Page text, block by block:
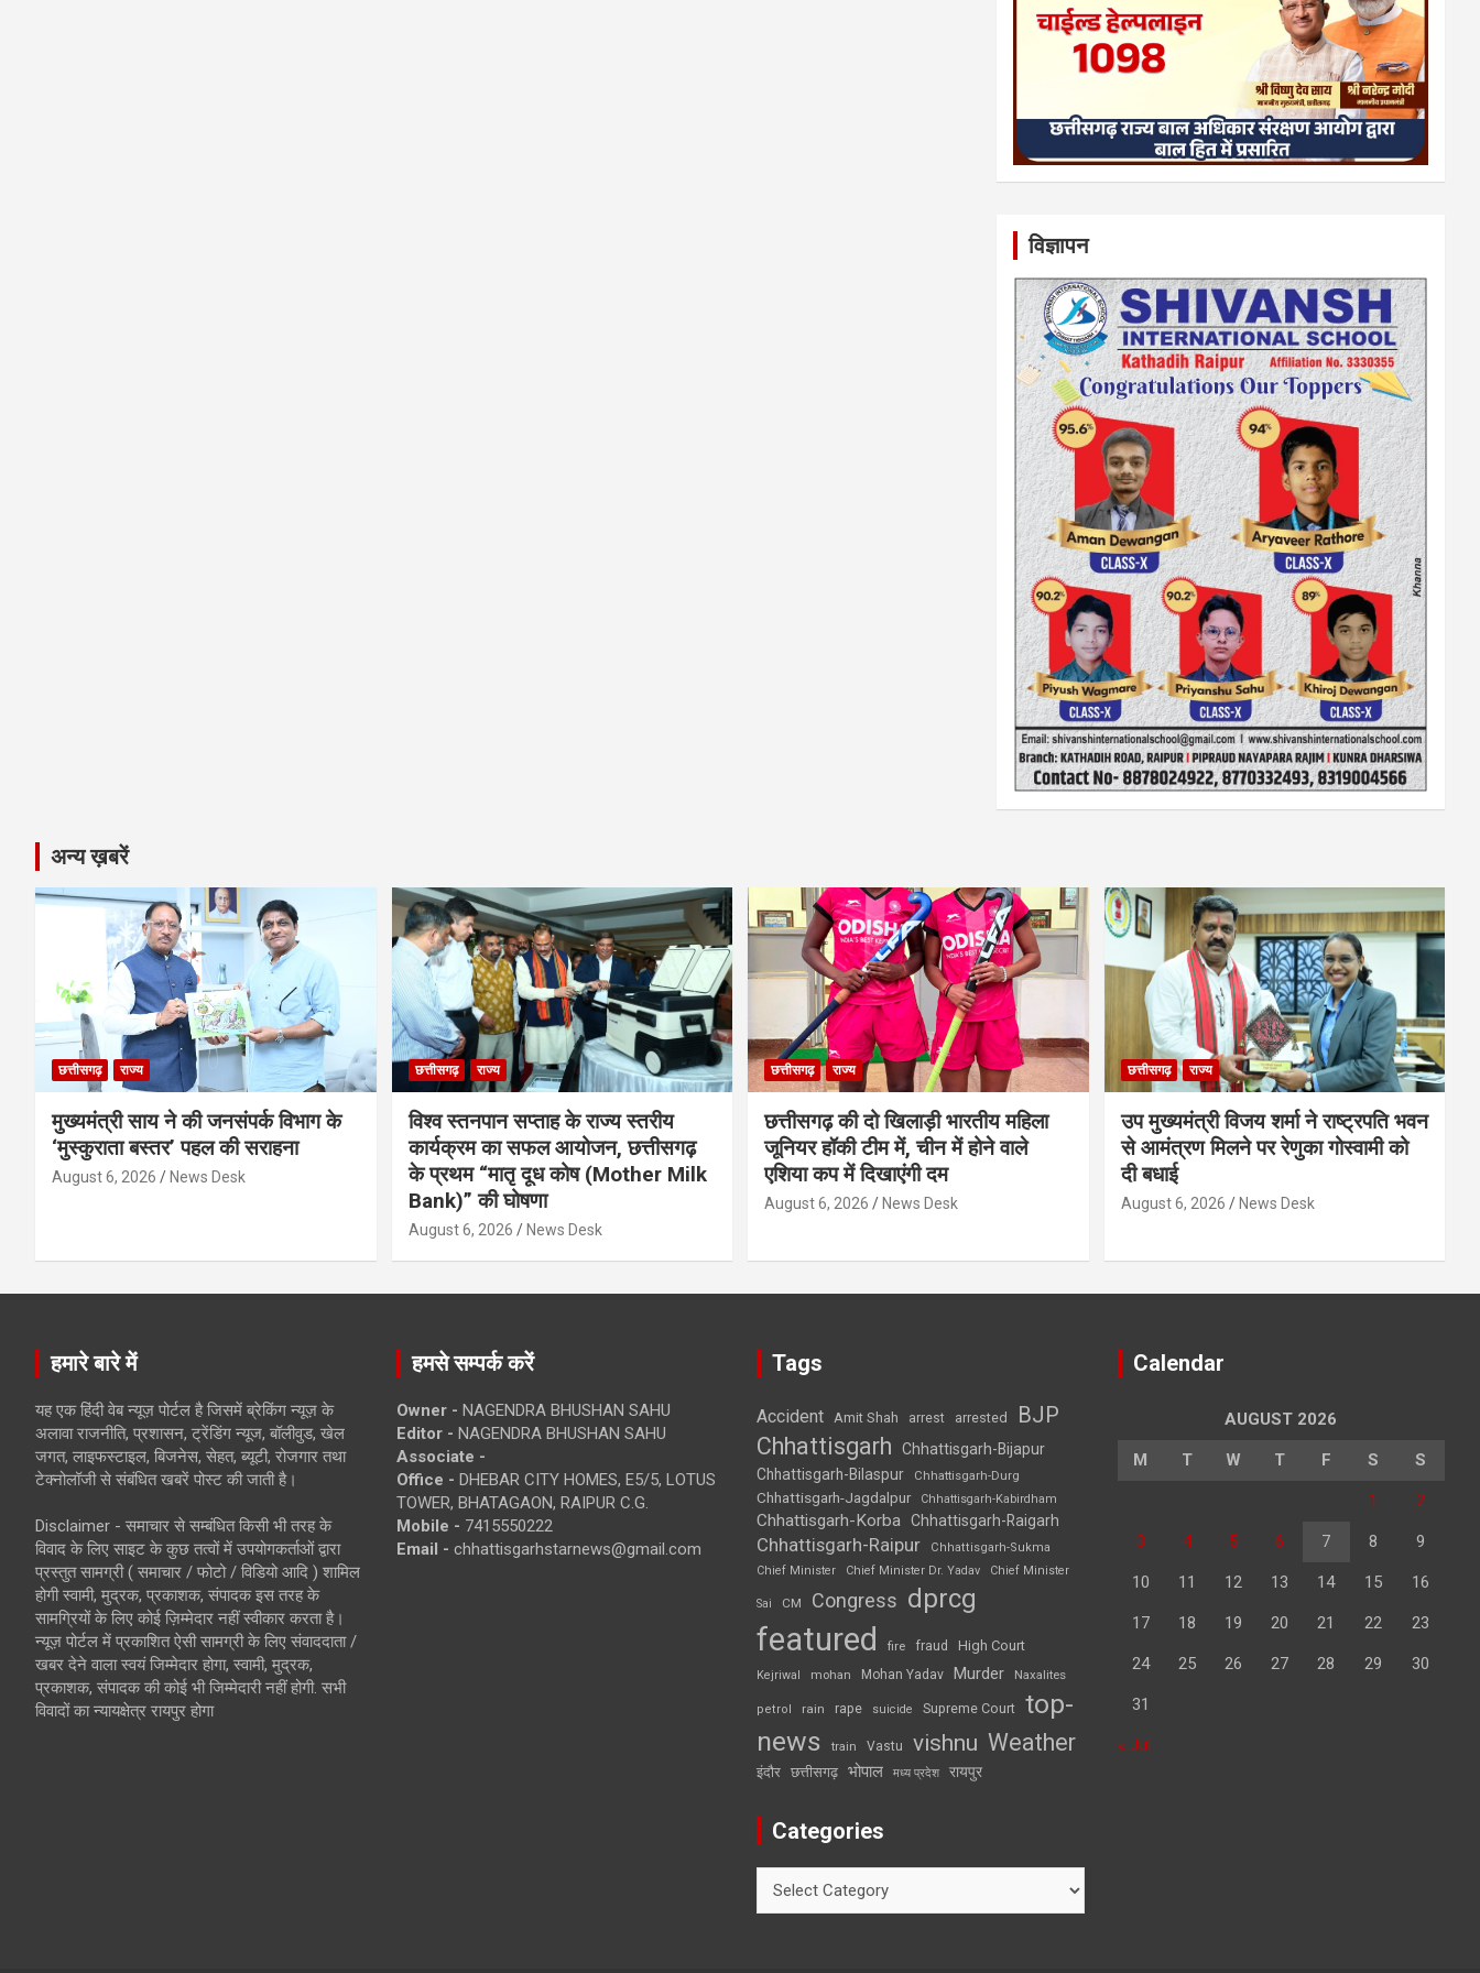
विज्ञापन
अन्य ख़बरें
छत्तीसगढ़ राज्य
मुख्यमंत्री साय ने की जनसंपर्क विभाग के
‘मुस्कुराता बस्तर’ पहल की सराहना
August 6, 2026 News Desk
छत्तीसगढ़ राज्य
विश्व स्तनपान सप्ताह के राज्य स्तरीय
कार्यक्रम का सफल आयोजन, छत्तीसगढ़
के प्रथम “मातृ दूध कोष (Mother Milk
Bank)” की घोषणा
August 6, 2026 News Desk
छत्तीसगढ़ राज्य
छत्तीसगढ़ की दो खिलाड़ी भारतीय महिला
जूनियर हॉकी टीम में, चीन में होने वाले
एशिया कप में दिखाएंगी दम
August 6, 2026 News Desk
छत्तीसगढ़ राज्य
उप मुख्यमंत्री विजय शर्मा ने राष्ट्रपति भवन
से आमंत्रण मिलने पर रेणुका गोस्वामी को
दी बधाई
August 6, 2026 News Desk
हमारे बारे में
यह एक हिंदी वेब न्यूज़ पोर्टल है जिसमें ब्रेकिंग न्यूज़ के
अलावा राजनीति, प्रशासन, ट्रेंडिंग न्यूज, बॉलीवुड, खेल
जगत, लाइफस्टाइल, बिजनेस, सेहत, ब्यूटी, रोजगार तथा
टेक्नोलॉजी से संबंधित खबरें पोस्ट की जाती है।
Disclaimer - समाचार से सम्बंधित किसी भी तरह के
विवाद के लिए साइट के कुछ तत्वों में उपयोगकर्ताओं द्वारा
प्रस्तुत सामग्री ( समाचार / फोटो / विडियो आदि ) शामिल
होगी स्वामी, मुद्रक, प्रकाशक, संपादक इस तरह के
सामग्रियों के लिए कोई ज़िम्मेदार नहीं स्वीकार करता है।
न्यूज़ पोर्टल में प्रकाशित ऐसी सामग्री के लिए संवाददाता /
खबर देने वाला स्वयं जिम्मेदार होगा, स्वामी, मुद्रक,
प्रकाशक, संपादक की कोई भी जिम्मेदारी नहीं होगी. सभी
विवादों का न्यायक्षेत्र रायपुर होगा
हमसे सम्पर्क करें
Owner - NAGENDRA BHUSHAN SAHU
Editor - NAGENDRA BHUSHAN SAHU
Associate -
Office - DHEBAR CITY HOMES, E5/5, LOTUS
TOWER, BHATAGAON, RAIPUR C.G.
Mobile - 7415550222
Email - chhattisgarhstarnews@gmail.com
Tags
Accident Amit Shah arrest arrested BJP
Chhattisgarh
Chhattisgarh-Bijapur
Chhattisgarh-Bilaspur
Chhattisgarh-Durg
Chhattisgarh-Jagdalpur Chhattisgarh-Kabirdham
Chhattisgarh-Korba Chhattisgarh-Raigarh
Chhattisgarh-Raipur
Chhattisgarh-Sukma
Chief Minister
Chief Minister Dr. Yadav Chief Minister
Sai CM Congress dprcg
featured fire fraud High Court
Kejriwal mohan Mohan Yadav Murder Naxalites
petrol rain rape suicide Supreme Court top-
news
train Vastu vishnu Weather
इंदौर छत्तीसगढ़ भोपाल मध्य प्रदेश रायपुर
Categories
Calendar
AUGUST 2026
M T W T F S S
1 2
3 4 5 6 7 8 9
10 11 12 13 14 15 16
17 18 19 20 21 22 23
24 25 26 27 28 29 30
31
« Jul